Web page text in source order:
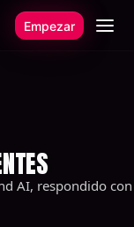
Empezar
AI, respondido con